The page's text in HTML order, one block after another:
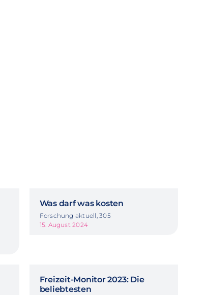
Was darf was kosten
Forschung aktuell, 305
15. August 2024
Freizeit-Monitor 2023: Die
beliebtesten